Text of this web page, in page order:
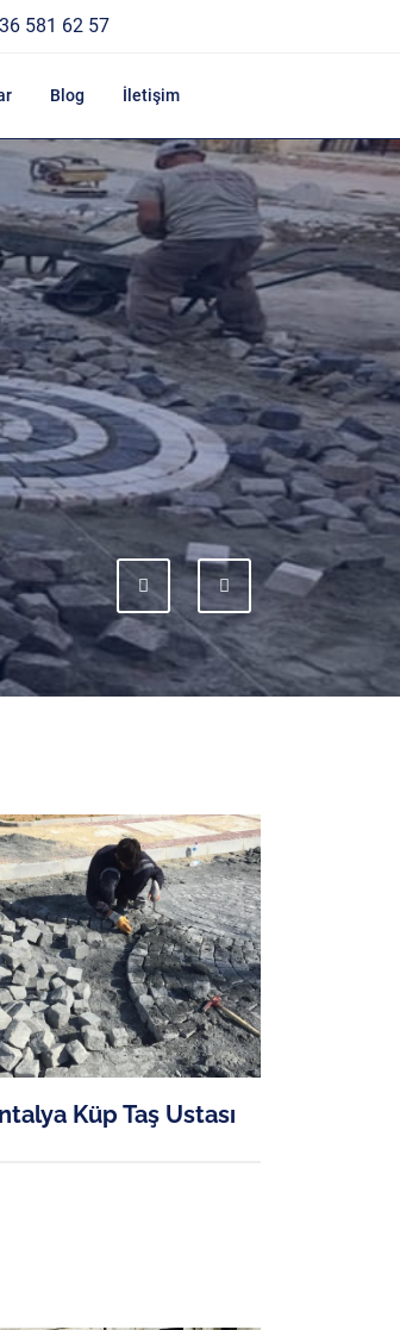
581 62 57
Blog İletişim
Previous Next
Küp Taş Ustası